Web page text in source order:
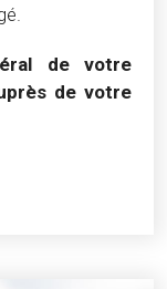
de votre
de votre